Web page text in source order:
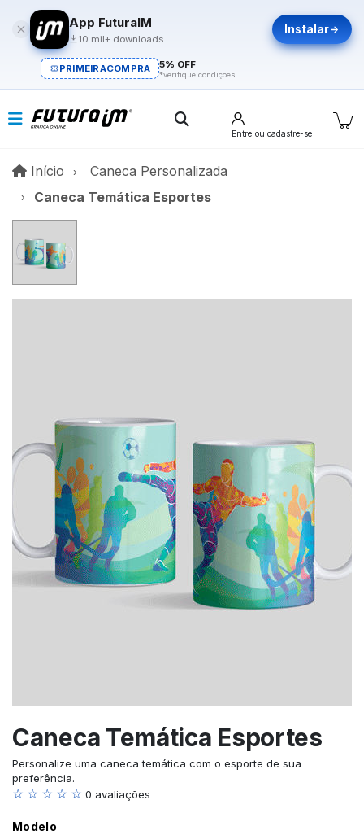
App FuturaIM
10 mil+ downloads
Instalar
PRIMEIRACOMPRA 5% OFF
*verifique condições
Entre ou cadastre-se
Início InícioCaneca Personalizada
Caneca Temática Esportes
Caneca Temática Esportes
Personalize uma caneca temática com o esporte de sua
preferência.
☆ ☆ ☆ ☆ ☆ 0 avaliações
Modelo